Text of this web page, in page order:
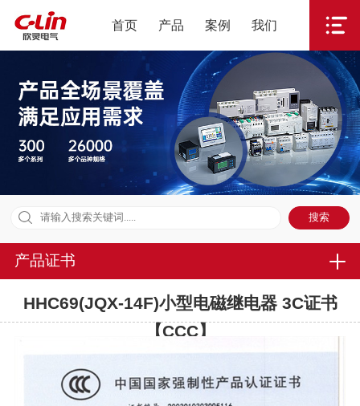
首页 产品 案例 我们
产品证书
HHC69(JQX-14F)小型电磁继电器 3C证书
【CCC】